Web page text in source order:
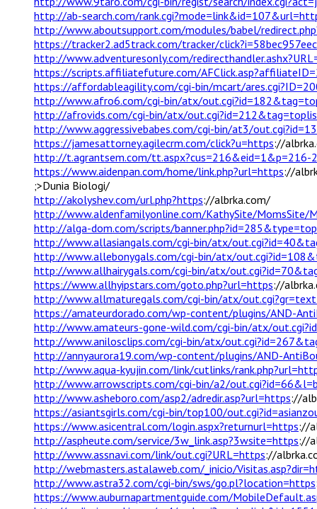
http://ab-search.com/
http://www.aboutsupport.com/modules/babel/
https://tracker2.ad5track.com/tracker/
http://www.adventuresonly.com/
https://scripts.affiliatefuture.com/
https://affordableagility.com/cgi-bin/mcart/
http://www.afro6.com/cgi-bin/atx/
http://afrovids.com/cgi-bin/atx/
http://www.aggressivebabes.com/cgi-bin/at3/
https://jamesattorney.agilecrm.com/click?u=https://
http://t.agrantsem.com/
https://www.aidenpan.com/home/link.php?url=https://
;>Dunia Biologi/
http://akolyshev.com/url.php?https://albrka.com/
http://www.aldenfamilyonline.com/KathySite/MomsSite/
http://alga-dom.com/scripts/
http://www.allasiangals.com/cgi-bin/atx/
http://www.allebonygals.com/cgi-bin/atx/
http://www.allhairygals.com/cgi-bin/atx/
https://www.allhyipstars.com/goto.php?url=https://
http://www.allmaturegals.com/cgi-bin/atx/
https://amateurdorado.com/wp-content/plugins/AND-
http://www.amateurs-gone-wild.com/cgi-bin/atx/
http://www.anilosclips.com/cgi-bin/atx/
http://annyaurora19.com/wp-content/plugins/AND-
http://www.aqua-kyujin.com/link/cutlinks/
http://www.arrowscripts.com/cgi-bin/a2/
http://www.asheboro.com/asp2/adredir.asp?url=https://
https://asiantsgirls.com/cgi-bin/top100/
https://www.asicentral.com/login.aspx?returnurl=https://
http://aspheute.com/service/3w_link.asp?3wsite=https://
http://www.assnavi.com/link/out.cgi?URL=https://
http://webmasters.astalaweb.com/_inicio/
http://www.astra32.com/cgi-bin/sws/go.pl?location=https
https://www.auburnapartmentguide.com/